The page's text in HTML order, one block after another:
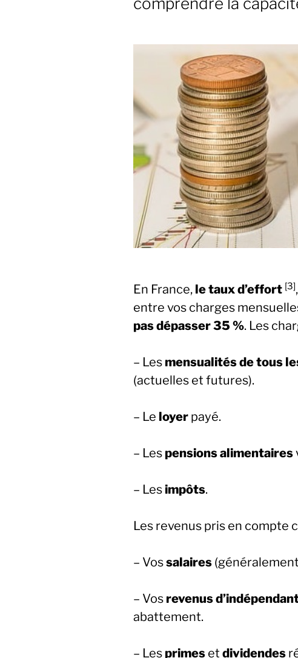
En France, le taux d’effort [3]
entre vos charges
pas dépasser 35 %. Les
– Les mensualités de tous
(actuelles et futures).
– Le loyer payé.
– Les pensions alimentaires
– Les impôts.
Les revenus pris en compte
– Vossalaires
– Vos revenus
abattement.
– Les primes et dividendes